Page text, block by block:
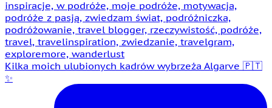
Kilka moich ulubionych kadrów wybrzeża Algarve 🇵🇹
✨